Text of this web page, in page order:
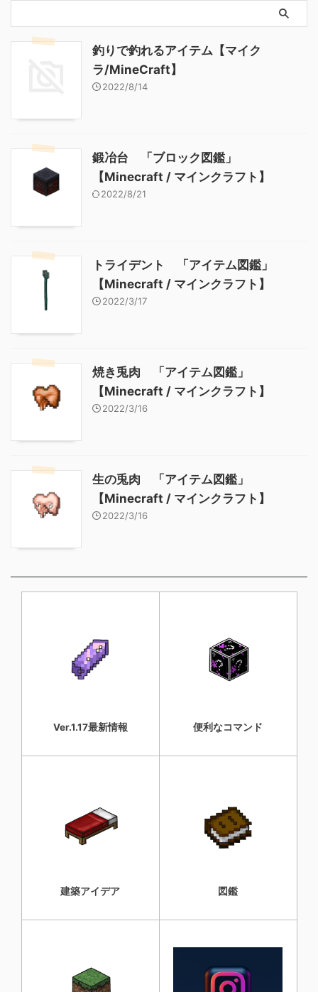
釣りで釣れるアイテム【マイク
ラ/MineCraft】
2022/8/14
鍛冶台 「ブロック図鑑」
【Minecraft / マインクラフト】
2022/8/21
トライデント 「アイテム図鑑」
【Minecraft / マインクラフト】
2022/3/17
焼き兎肉 「アイテム図鑑」
【Minecraft / マインクラフト】
2022/3/16
生の兎肉 「アイテム図鑑」
【Minecraft / マインクラフト】
2022/3/16
Ver.1.17最新情報 便利なコマンド
建築アイデア 図鑑